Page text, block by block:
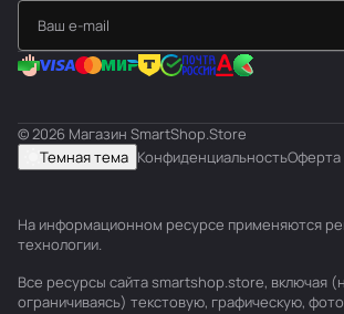
© 2026 Магазин SmartShop.Store
Темная тема КонфиденциальностьОферта
На информационном ресурсе применяются
технологии.
Все ресурсы сайта smartshop.store, включая
ограничиваясь) текстовую, графическую,